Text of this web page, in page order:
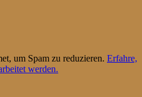
um Spam zu reduzieren. Erfahre,
werden.